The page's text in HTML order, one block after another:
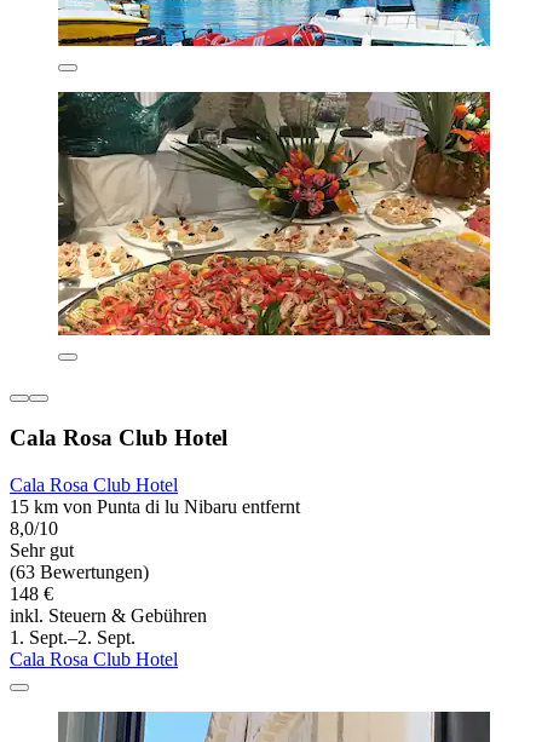
Cala Rosa Club Hotel
Cala Rosa Club Hotel
15 km von Punta di lu Nibaru entfernt
8,0/10
Sehr gut
(63 Bewertungen)
148 €
inkl. Steuern & Gebühren
1. Sept.–2. Sept.
Cala Rosa Club Hotel